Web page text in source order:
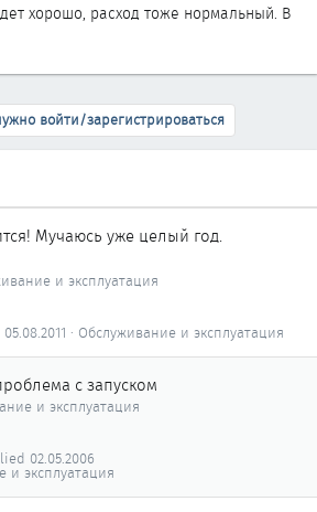
хорошо, расход тоже нормальный. В
войти/зарегистрироваться
Мучаюсь уже целый год.
и эксплуатация
Обслуживание и эксплуатация
05.08.2011
с запуском
и эксплуатация
и эксплуатация
02.05.2006